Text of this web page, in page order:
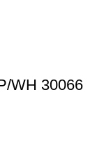
WH 30066